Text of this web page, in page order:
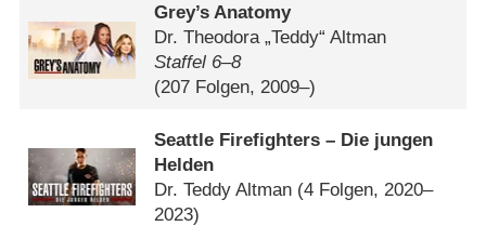
Grey’s Anatomy
Dr. Theodora „Teddy“ Altman
Staffel 6⁠–⁠8
(207 Folgen, 2009–)
Seattle Firefighters – Die jungen
Helden
Dr. Teddy Altman (4 Folgen, 2020–
2023)